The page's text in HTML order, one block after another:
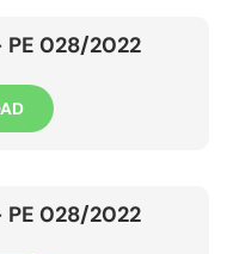
028/2022
028/2022